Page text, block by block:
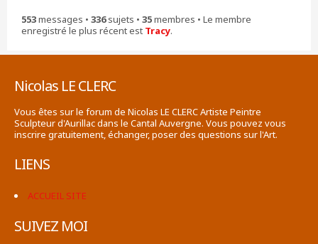
553messages • 336sujets • 35membres • Le membre
enregistré le plus récent est Tracy.
Nicolas LE CLERC
Vous êtes sur le forum de Nicolas LE CLERC Artiste Peintre
Sculpteur d'Aurillac dans le Cantal Auvergne. Vous pouvez vous
inscrire gratuitement, échanger, poser des questions sur l'Art.
LIENS
ACCUEIL SITE
SUIVEZ MOI